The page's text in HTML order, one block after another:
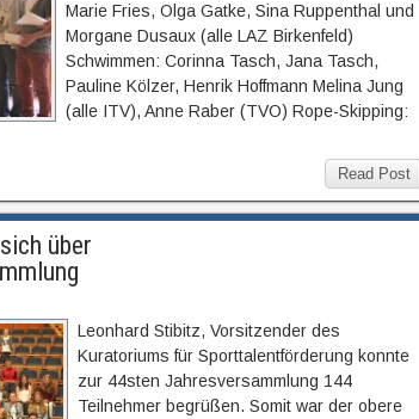
Marie Fries, Olga Gatke, Sina Ruppenthal und
Morgane Dusaux (alle LAZ Birkenfeld)
Schwimmen: Corinna Tasch, Jana Tasch,
Pauline Kölzer, Henrik Hoffmann Melina Jung
(alle ITV), Anne Raber (TVO) Rope-Skipping:
Read Post
über
Leonhard Stibitz, Vorsitzender des
Kuratoriums für Sporttalentförderung konnte
zur 44sten Jahresversammlung 144
Teilnehmer begrüßen. Somit war der obere